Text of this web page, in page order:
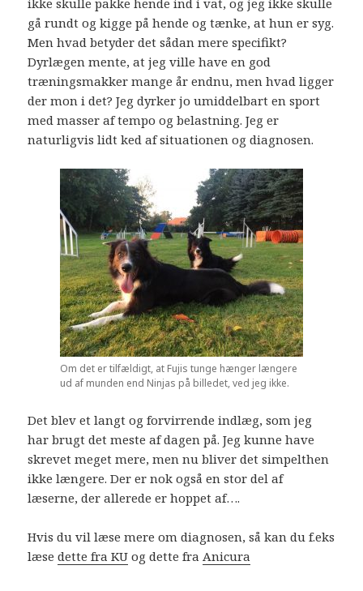
gå rundt og kigge på hende og tænke, at hun er syg.
Men hvad betyder det sådan mere specifikt?
Dyrlægen mente, at jeg ville have en god
træningsmakker mange år endnu, men hvad ligger
der mon i det? Jeg dyrker jo umiddelbart en sport
med masser af tempo og belastning. Jeg er
naturligvis lidt ked af situationen og diagnosen.
Om det er tilfældigt, at Fujis tunge hænger længere
ud af munden end Ninjas på billedet, ved jeg ikke.
Det blev et langt og forvirrende indlæg, som jeg
har brugt det meste af dagen på. Jeg kunne have
skrevet meget mere, men nu bliver det simpelthen
ikke længere. Der er nok også en stor del af
læserne, der allerede er hoppet af….
Hvis du vil læse mere om diagnosen, så kan du f.eks
læsedette fra KU og dette fra Anicura